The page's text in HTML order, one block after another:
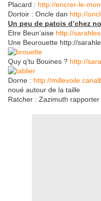
Placard : http://encrer-le-
Dortoir : Oncle dan http://
Un peu de patois d’chez
Etre Beun’aise http://
Une Beurouette http://
Quy q’tu Bouines ? http://
Dorne : http://
noué autour de la taille
Ratcher : Zazimuth